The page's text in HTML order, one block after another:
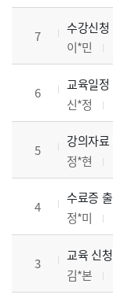
7
수강신청
이*민
6
교육일정
신*정
5
강의자
정*현
4
수료증
정*미
3
교육 신
김*본